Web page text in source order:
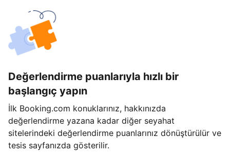
Değerlendirme puanlarıyla hızlı bir
başlangıç yapın
İlk Booking.com konuklarınız, hakkınızda
değerlendirme yazana kadar diğer seyahat
sitelerindeki değerlendirme puanlarınız dönüştürülür ve
tesis sayfanızda gösterilir.